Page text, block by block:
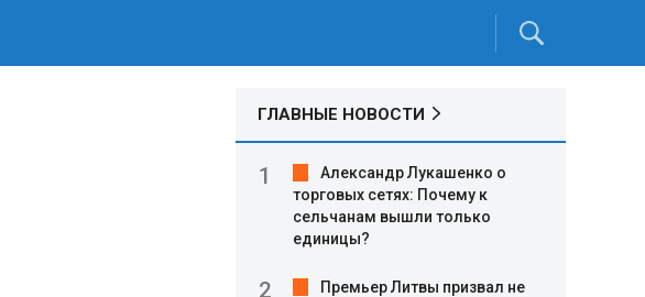
ГЛАВНЫЕ НОВОСТИ
Александр Лукашенко о
торговых сетях: Почему к
сельчанам вышли только
единицы?
Премьер Литвы призвал не